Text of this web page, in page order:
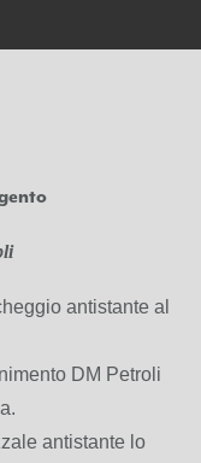
antistante al
DM Petroli
antistante lo